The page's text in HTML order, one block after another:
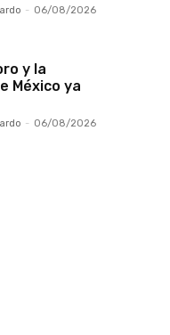
- 06/08/2026
y la
México ya
- 06/08/2026